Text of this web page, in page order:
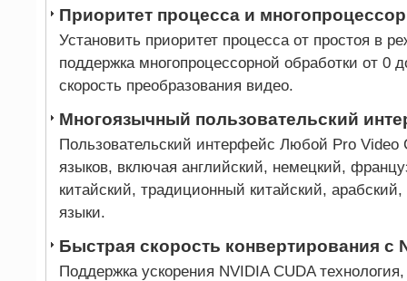
Приоритет процесса и
Установить приоритет процесса от простоя в
поддержка многопроцессорной обработки от
скорость преобразования видео.
Многоязычный пользовательский
Пользовательский интерфейс Любой Pro Video
языков, включая английский, немецкий,
китайский, традиционный китайский,
языки.
Быстрая скорость конвертирования с
Поддержка ускорения NVIDIA CUDA